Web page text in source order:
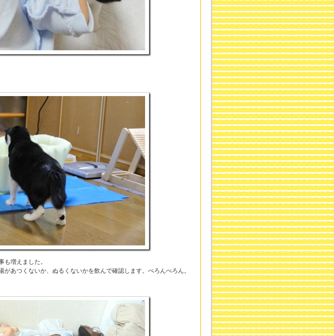
も増えました。
あつくないか、ぬるくないかを飲んで確認します。ぺろんぺろん。